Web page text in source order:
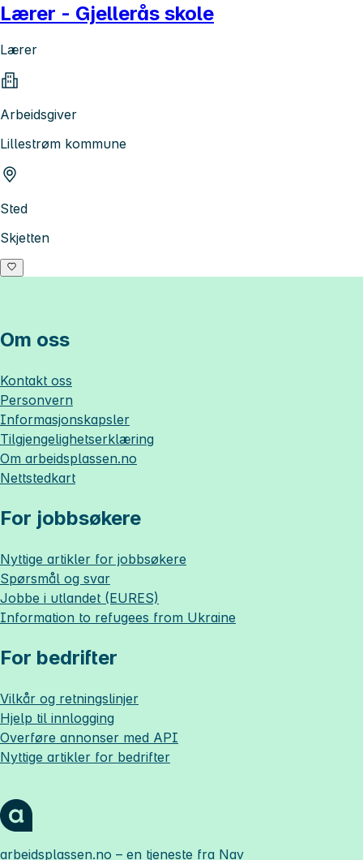
Lærer - Gjellerås skole
Lærer
Arbeidsgiver
Lillestrøm kommune
Sted
Skjetten
Om oss
Kontakt oss
Personvern
Informasjonskapsler
Tilgjengelighetserklæring
Om arbeidsplassen.no
Nettstedkart
For jobbsøkere
Nyttige artikler for jobbsøkere
Spørsmål og svar
Jobbe i utlandet (EURES)
Information to refugees from Ukraine
For bedrifter
Vilkår og retningslinjer
Hjelp til innlogging
Overføre annonser med API
Nyttige artikler for bedrifter
arbeidsplassen.no – en tjeneste fra Nav